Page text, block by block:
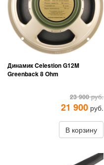
Динамик Celestion G12M
Greenback 8 Ohm
23 900руб.
21 900 руб.
В корзину